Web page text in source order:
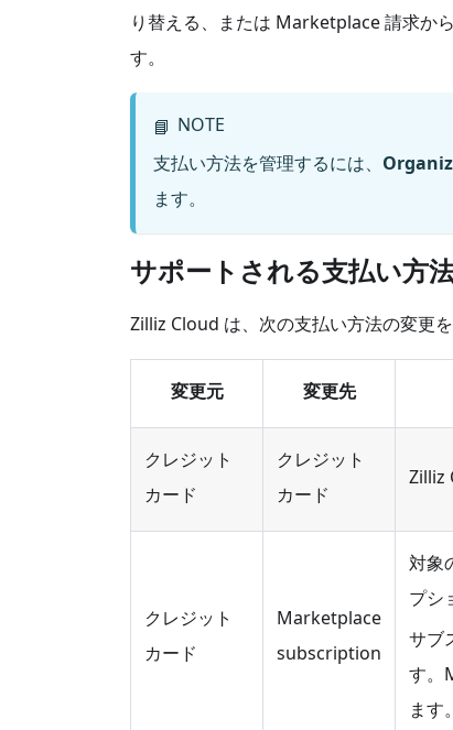
り替える、または Marketplace 請求か
す。
📘 NOTE
支払い方法を管理するには、
ます。
サポートされる支払い方
Zilliz Cloud は、次の支払い方法の変更を
変更元 変更先
クレジット
カード
クレジット
カード
Zilliz
クレジット
カード
Marketplace
subscription
対象
プシ
サブ
す。
ます。